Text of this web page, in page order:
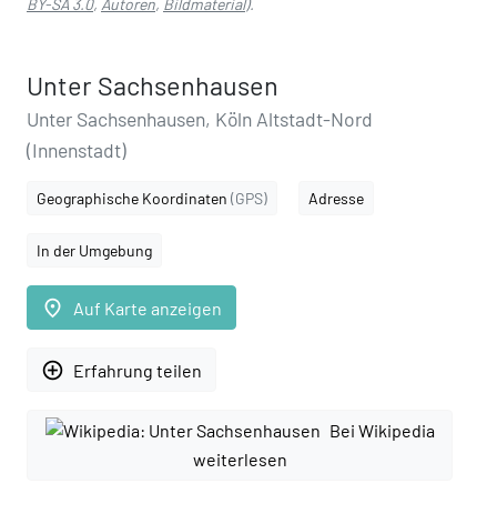
BY-SA 3.0, Autoren, Bildmaterial).
Unter Sachsenhausen
Unter Sachsenhausen, Köln Altstadt-Nord
(Innenstadt)
Geographische Koordinaten (GPS) Adresse
In der Umgebung
place Auf Karte anzeigen
add_circle_outline Erfahrung teilen
Bei Wikipedia
weiterlesen